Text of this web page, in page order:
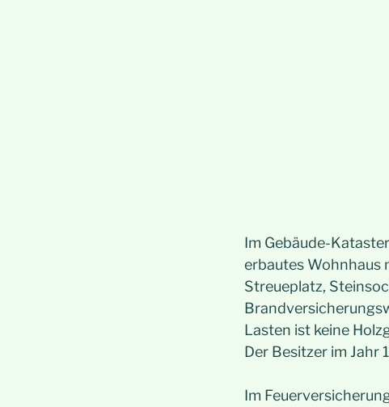
Im Gebäude-
erbautes Wohnhaus
Streueplatz,
Lasten ist keine
Der Besitzer im Jahr
Im